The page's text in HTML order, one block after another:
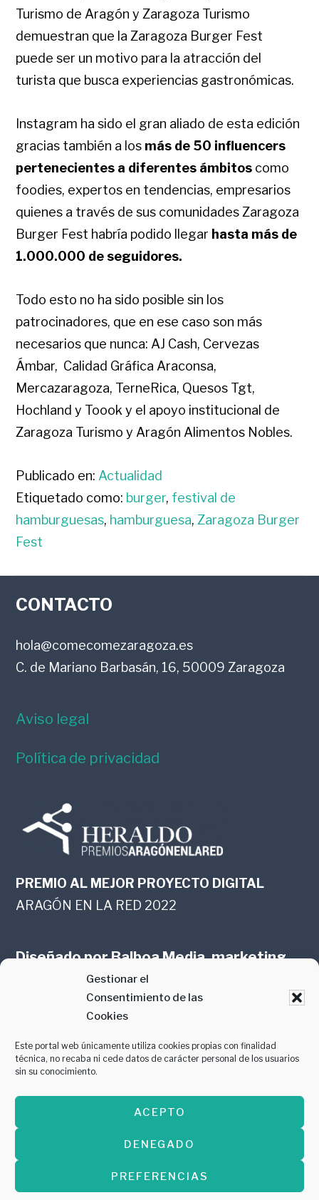
Gestionar el
Consentimiento de las
Cookies
Este portal web únicamente utiliza cookies propias con finalidad
técnica, no recaba ni cede datos de carácter personal de los usuarios
sin su conocimiento.
ACEPTO
DENEGADO
PREFERENCIAS
Turismo de Aragón y Zaragoza Turismo
demuestran que la Zaragoza Burger Fest
puede ser un motivo para la atracción del
turista que busca experiencias gastronómicas.
Instagram ha sido el gran aliado de esta edición
gracias también a los más de 50 influencers
pertenecientes a diferentes ámbitos como
foodies, expertos en tendencias, empresarios
quienes a través de sus comunidades Zaragoza
Burger Fest habría podido llegar hasta más de
1.000.000 de seguidores.
Todo esto no ha sido posible sin los
patrocinadores, que en ese caso son más
necesarios que nunca: AJ Cash, Cervezas
Ámbar, Calidad Gráfica Araconsa,
Mercazaragoza, TerneRica, Quesos Tgt,
Hochland y Toook y el apoyo institucional de
Zaragoza Turismo y Aragón Alimentos Nobles.
Publicado en: Actualidad
Etiquetado como: burger, festival de
hamburguesas, hamburguesa, Zaragoza Burger
Fest
FOOTER
CONTACTO
hola@comecomezaragoza.es
C. de Mariano Barbasán, 16, 50009 Zaragoza
Aviso legal
Política de privacidad
PREMIO AL MEJOR PROYECTO DIGITAL
ARAGÓN EN LA RED 2022
Diseñado porBalboa Media, marketing
online en Zaragoza
PREMIO AL MEJOR CONTENIDO
GASTROMANÍA 2018
Copyright © 2026 ·Diseñado porBalboa